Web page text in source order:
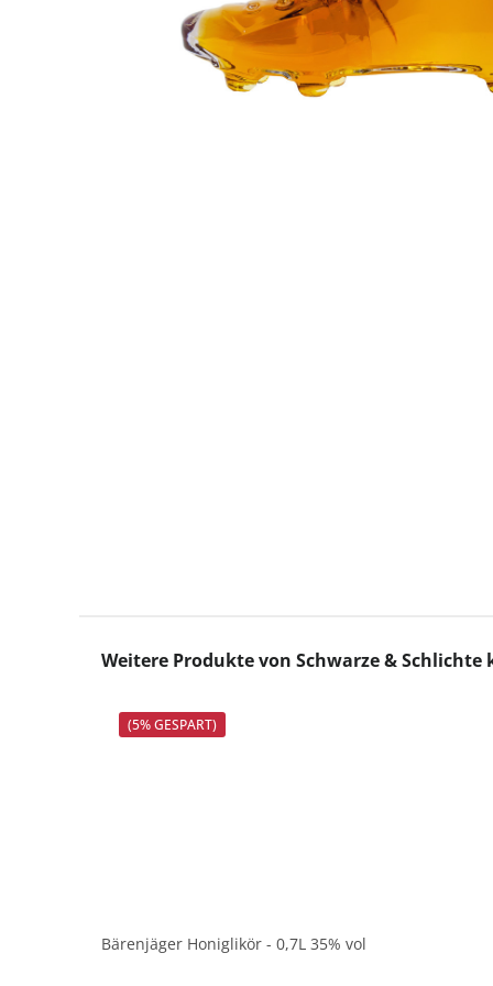
Produktgalerie überspringen
Weitere Produkte von Schwarze & Schlichte
(5% GESPART)
Bärenjäger Honiglikör - 0,7L 35% vol